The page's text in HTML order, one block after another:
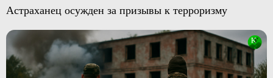
Астраханец осужден за призывы к терроризму